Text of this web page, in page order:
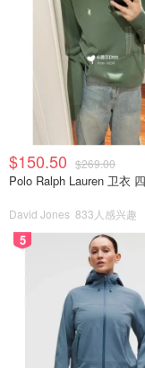
$150.50 $269.00
Polo Ralph
David Jones 833人感兴趣
5